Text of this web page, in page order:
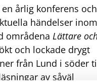
årlig konferens och
händelser inom
områdena Lättare
och lockade drygt
från Lund i söder
av såväl